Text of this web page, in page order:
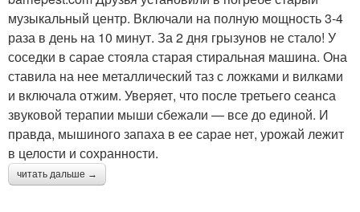
музыкальный центр. Включали на полную мощность 3-4
раза в день на 10 минут. За 2 дня грызунов не стало! У
соседки в сарае стояла старая стиральная машина. Она
ставила на нее металлический таз с ложками и вилками
и включала отжим. Уверяет, что после третьего сеанса
звуковой терапии мыши сбежали — все до единой. И
правда, мышиного запаха в ее сарае нет, урожай лежит
в целости и сохранности.
читать дальше →